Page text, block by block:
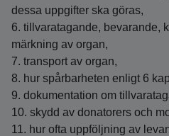
dessa uppgifter ska göras,
6. tillvaratagande, bevarande,
märkning av organ,
7. transport av organ,
8. hur spårbarheten enligt 6
9. dokumentation om
10. skydd av donatorers och
11. hur ofta uppföljning av